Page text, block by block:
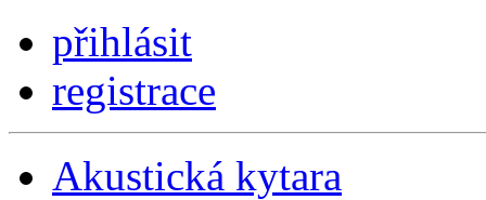
přihlásit
registrace
Akustická kytara